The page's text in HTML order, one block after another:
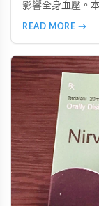
影響全身血壓。
在兼顧安全的前
READ MORE →